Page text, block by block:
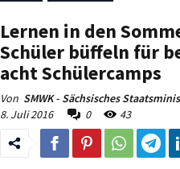
Lernen in den
Schüler büffeln für
acht Schülercamps
Von SMWK - Sächsisches
8. Juli 2016
0 43